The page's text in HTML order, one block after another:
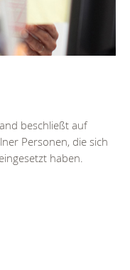
beschließt auf
Personen, die sich
haben.